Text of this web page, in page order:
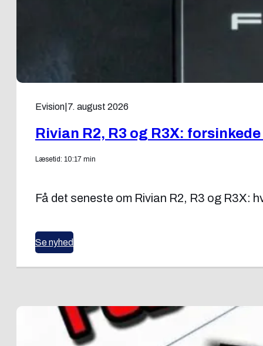
Evision 7. august 2026
Rivian R2, R3 og R3X:
Læsetid: 10:17 min
Få det seneste om Rivian R2, R3 og R3X:
Se nyhed